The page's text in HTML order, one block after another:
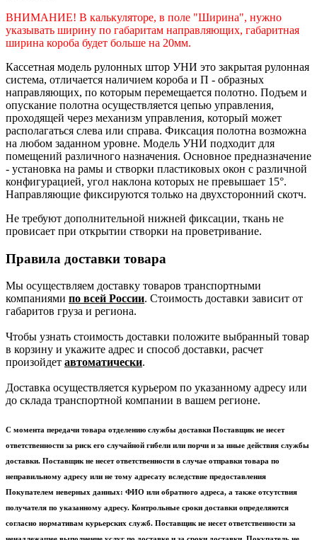
ВНИМАНИЕ! В калькуляторе, в поле "Ширина", нужно
указывать ширину по габаритам направляющих, габаритная
ширина короба будет больше на 20мм.
Кассетная модель рулонных штор УНИ это закрытая рулонная
система, отличается наличием короба и П - образных
направляющих, по которым перемещается полотно. Подъем и
опускание полотна осуществляется цепью управления,
проходящей через механизм управления, который может
располагаться слева или справа. Фиксация полотна возможна
на любом заданном уровне. Модель УНИ подходит для
помещений различного назначения. Основное предназначение
- установка на рамы и створки пластиковых окон с различной
конфигурацией, угол наклона которых не превышает 15°.
Направляющие фиксируются только на двухсторонний скотч.
Не требуют дополнительной нижней фиксации, ткань не
провисает при открытии створки на проветривание.
Правила доставки товара
Мы осуществляем доставку товаров транспортными
компаниями по всей России. Стоимость доставки зависит от
габаритов груза и региона.
Чтобы узнать стоимость доставки положите выбранный товар
в корзину и укажите адрес и способ доставки, расчет
произойдет автоматически.
Доставка осуществляется курьером по указанному адресу или
до склада транспортной компании в вашем регионе.
С момента передачи товара отделению службы доставки Поставщик не несет
ответственности за риск его случайной гибели или порчи и за иные действия службы
доставки. Поставщик не несет ответственности в случае отправки товара по
неправильному адресу или не тому адресату вследствие предоставления
Покупателем неверных данных: ФИО или обратного адреса, а также отсутствия
получателя по указанному адресу. Контрольные сроки доставки определяются
согласно нормативам курьерских служб. Поставщик не несет ответственности за